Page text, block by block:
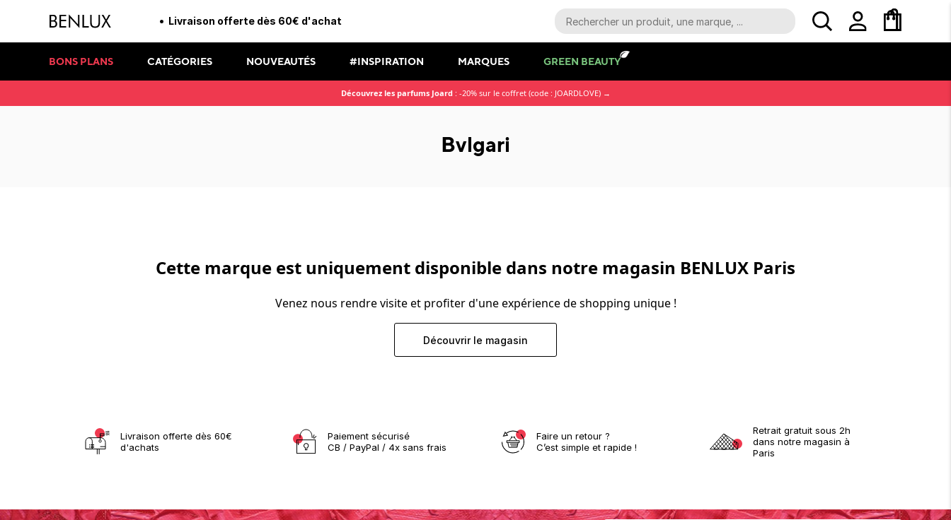
Livraison offerte dès 60€ d'achat
BONS PLANS CATÉGORIES NOUVEAUTÉS #INSPIRATION MARQUES GREEN BEAUTY
Découvrez les parfums Joard : -20% sur le coffret (code : JOARDLOVE) →
Bvlgari
Cette marque est uniquement disponible dans notre magasin BENLUX Paris
Venez nous rendre visite et profiter d'une expérience de shopping unique !
Découvrir le magasin
Livraison offerte dès 60€
d'achats
Paiement sécurisé
CB / PayPal / 4x sans frais
Faire un retour ?
C’est simple et rapide !
Retrait gratuit sous 2h
dans notre magasin à
Paris